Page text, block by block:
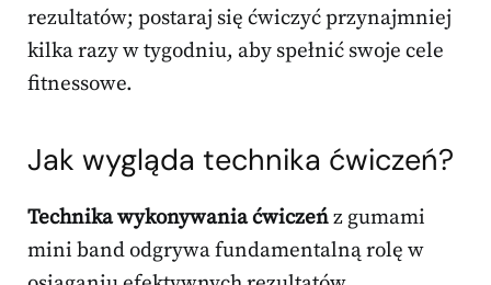
rezultatów; postaraj się ćwiczyć przynajmniej
kilka razy w tygodniu, aby spełnić swoje cele
fitnessowe.
Jak wygląda technika ćwiczeń?
Technika wykonywania ćwiczeńz gumami
mini band odgrywa fundamentalną rolę w